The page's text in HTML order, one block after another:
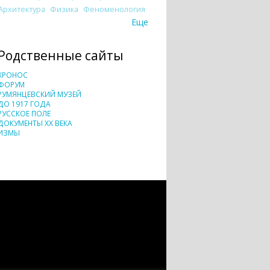
Физика Феноменология
Еще
сайты
МУЗЕЙ
1917 ГОДА
ПОЛЕ
XX ВЕКА